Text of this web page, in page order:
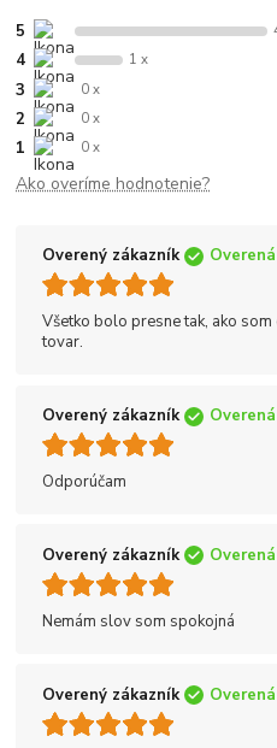
5
4 1 x
3 0 x
2 0 x
1 0 x
Ako overíme hodnotenie?
Overený zákazník
Všetko bolo presne tak, ako
tovar.
Overený zákazník
Odporúčam
Overený zákazník
Nemám slov som spokojná
Overený zákazník